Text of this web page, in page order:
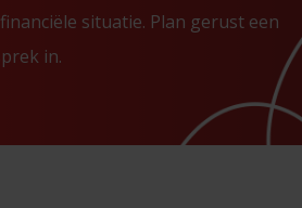
situatie. Plan gerust een
in.